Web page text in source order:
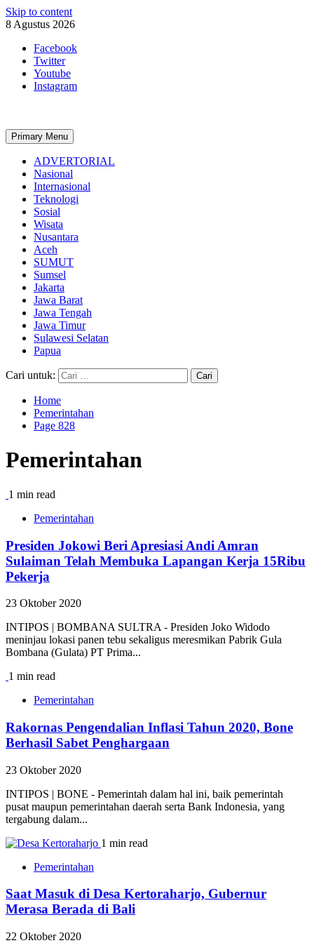
Skip to content
8 Agustus 2026
Facebook
Twitter
Youtube
Instagram
Primary Menu
ADVERTORIAL
Nasional
Internasional
Teknologi
Sosial
Wisata
Nusantara
Aceh
SUMUT
Sumsel
Jakarta
Jawa Barat
Jawa Tengah
Jawa Timur
Sulawesi Selatan
Papua
Cari untuk:
Home
Pemerintahan
Page 828
Pemerintahan
1 min read
Pemerintahan
Presiden Jokowi Beri Apresiasi Andi Amran
Sulaiman Telah Membuka Lapangan Kerja 15Ribu
Pekerja
23 Oktober 2020
INTIPOS | BOMBANA SULTRA - Presiden Joko Widodo
meninjau lokasi panen tebu sekaligus meresmikan Pabrik Gula
Bombana (Gulata) PT Prima...
1 min read
Pemerintahan
Rakornas Pengendalian Inflasi Tahun 2020, Bone
Berhasil Sabet Penghargaan
23 Oktober 2020
INTIPOS | BONE - Pemerintah dalam hal ini, baik pemerintah
pusat maupun pemerintahan daerah serta Bank Indonesia, yang
tergabung dalam...
1 min read
Pemerintahan
Saat Masuk di Desa Kertoraharjo, Gubernur
Merasa Berada di Bali
22 Oktober 2020